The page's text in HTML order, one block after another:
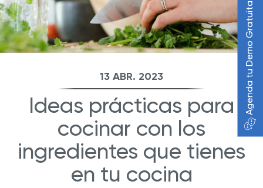
13 ABR. 2023
Ideas prácticas para
cocinar con los
ingredientes que tienes
en tu cocina
Agenda tu Demo Gratuita